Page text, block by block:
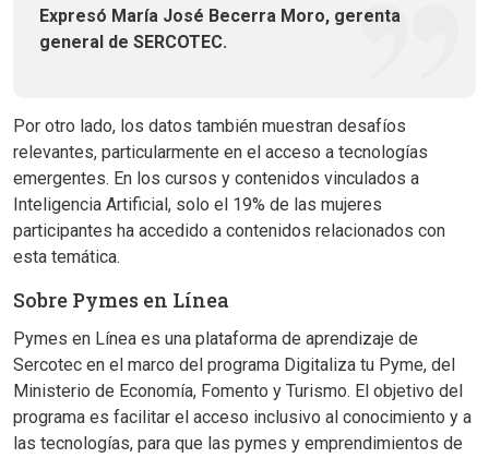
Expresó María José Becerra Moro, gerenta
general de SERCOTEC.
Por otro lado, los datos también muestran desafíos
relevantes, particularmente en el acceso a tecnologías
emergentes. En los cursos y contenidos vinculados a
Inteligencia Artificial, solo el 19% de las mujeres
participantes ha accedido a contenidos relacionados con
esta temática.
Sobre Pymes en Línea
Pymes en Línea es una plataforma de aprendizaje de
Sercotec en el marco del programa Digitaliza tu Pyme, del
Ministerio de Economía, Fomento y Turismo. El objetivo del
programa es facilitar el acceso inclusivo al conocimiento y a
las tecnologías, para que las pymes y emprendimientos de